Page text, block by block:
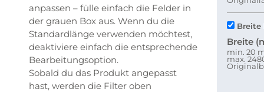
anpassen – fülle einfach die Felder in
der grauen Box aus. Wenn du die
Standardlänge verwenden möchtest,
deaktiviere einfach die entsprechende
Bearbeitungsoption.
Sobald du das Produkt angepasst
hast, werden die Filter oben
Breite
Breite
min. 20
max.